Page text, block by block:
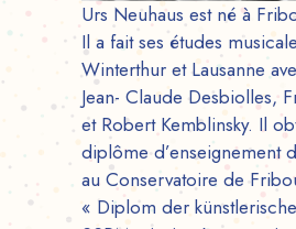
Urs Neuhaus est né à
Il a fait ses études
Winterthur et Lausanne
Jean- Claude Desbiolles,
et Robert Kemblinsky. Il
diplôme d’enseignement
au Conservatoire de
« Diplom der